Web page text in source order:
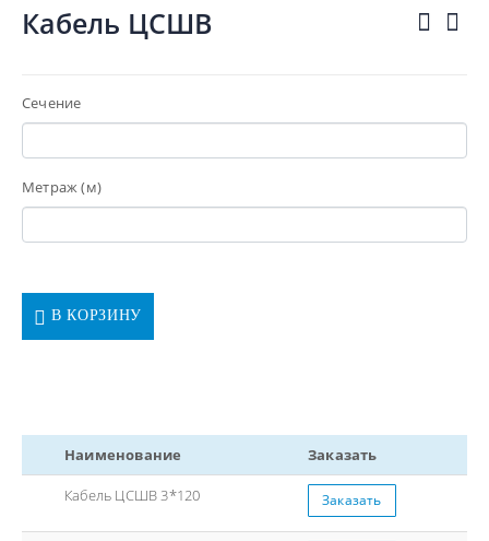
Кабель ЦСШВ
Сечение
Метраж (м)
В КОРЗИНУ
Наименование Заказать
Кабель ЦСШВ 3*120 Заказать